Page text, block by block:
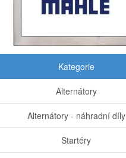
Kategorie
Alternátory
Alternátory - náhradní díly
Startéry